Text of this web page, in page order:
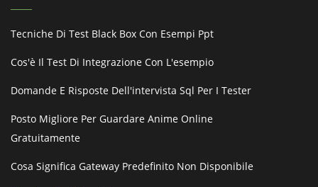
Tecniche Di Test Black Box Con Esempi Ppt
Cos'è Il Test Di Integrazione Con L'esempio
Domande E Risposte Dell'intervista Sql Per I Tester
Posto Migliore Per Guardare Anime Online
Gratuitamente
Cosa Significa Gateway Predefinito Non Disponibile